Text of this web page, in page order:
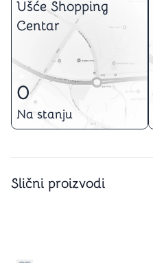
Ušće Shopping
Centar
0
Na stanju
Slični proizvodi